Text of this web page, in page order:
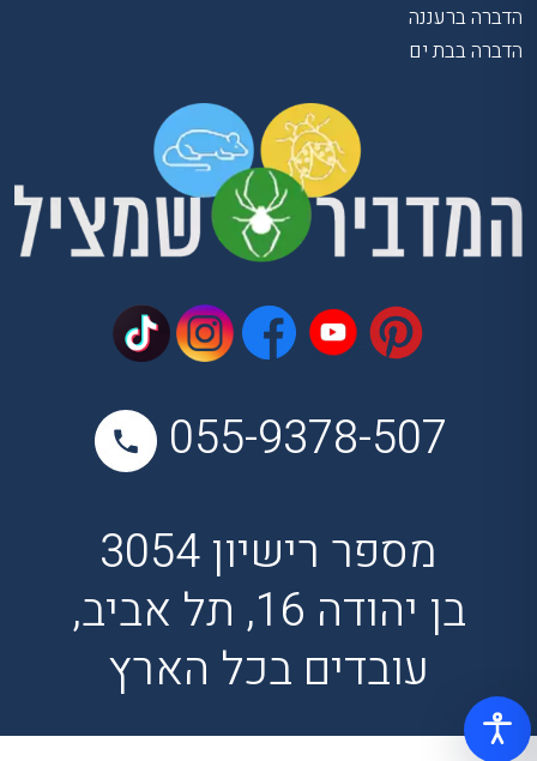
הדברה ברעננה
הדברה בבת ים
055-9378-507
מספר רישיון 3054
בן יהודה 16, תל אביב,
עובדים בכל הארץ